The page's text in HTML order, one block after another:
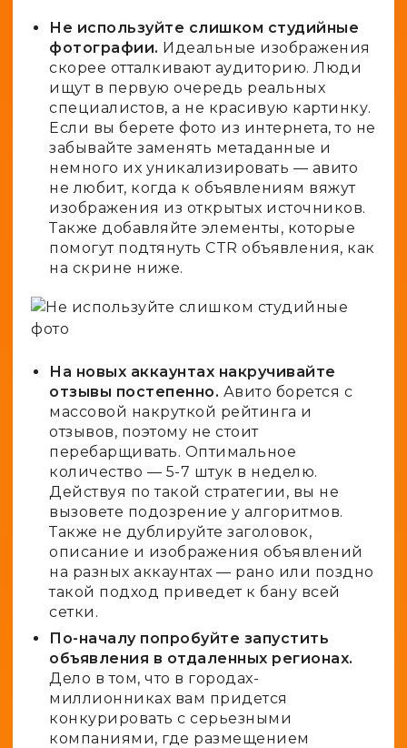
Не используйте слишком студийные
фотографии. Идеальные изображения
скорее отталкивают аудиторию. Люди
ищут в первую очередь реальных
специалистов, а не красивую картинку.
Если вы берете фото из интернета, то не
забывайте заменять метаданные и
немного их уникализировать — авито
не любит, когда к объявлениям вяжут
изображения из открытых источников.
Также добавляйте элементы, которые
помогут подтянуть CTR объявления, как
на скрине ниже.
На новых аккаунтах накручивайте
отзывы постепенно. Авито борется с
массовой накруткой рейтинга и
отзывов, поэтому не стоит
перебарщивать. Оптимальное
количество — 5-7 штук в неделю.
Действуя по такой стратегии, вы не
вызовете подозрение у алгоритмов.
Также не дублируйте заголовок,
описание и изображения объявлений
на разных аккаунтах — рано или поздно
такой подход приведет к бану всей
сетки.
По-началу попробуйте запустить
объявления в отдаленных регионах.
Дело в том, что в городах-
миллионниках вам придется
конкурировать с серьезными
компаниями, где размещением